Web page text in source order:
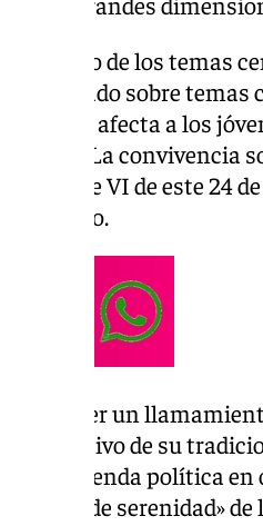
sido uno de los temas
ha hablado sobre
que afecta a los
La convivencia
de Felipe VI de este 24
reinado.
a hacer un
con motivo de su
la contienda política
de serenidad»